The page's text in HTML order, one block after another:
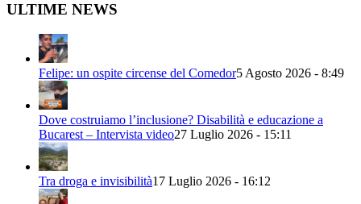
ULTIME NEWS
Felipe: un ospite circense del Comedor5 Agosto 2026 - 8:49
Dove costruiamo l’inclusione? Disabilità e educazione a
Bucarest – Intervista video27 Luglio 2026 - 15:11
Tra droga e invisibilità17 Luglio 2026 - 16:12